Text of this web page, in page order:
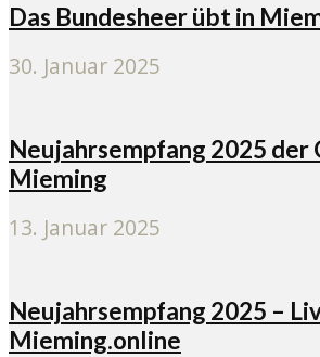
Das Bundesheer übt in
30. Januar 2025
Neujahrsempfang 2025 der
Mieming
13. Januar 2025
Neujahrsempfang 2025 –
Mieming.online